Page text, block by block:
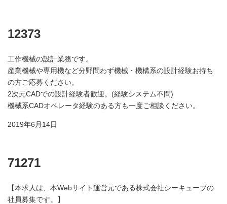
12373
工作機械の設計業務です。
産業機械や専用機など分野問わず機械・機構系の設計経験お持ち
の方ご応募ください。
2次元CADでの設計経験者歓迎。(経験システム不問)
機械系CADオペレータ経験のある方も一度ご相談ください。
2019年6月14日
71271
【本求人は、本Webサイト運営元である株式会社シーキューブの
社員募集です。】